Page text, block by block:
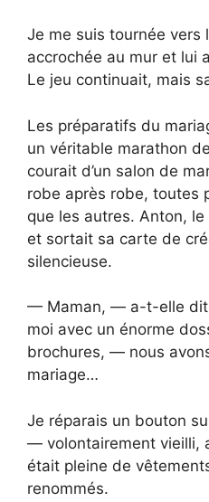
Je me suis tournée vers
accrochée au mur et lui
Le jeu continuait, mais
Les préparatifs du
un véritable marathon
courait d’un salon de
robe après robe, toutes
que les autres. Anton,
et sortait sa carte de
silencieuse.
— Maman, — a-t-elle dit
moi avec un énorme
brochures, — nous
mariage…
Je réparais un bouton
— volontairement vieilli,
était pleine de
renommés.